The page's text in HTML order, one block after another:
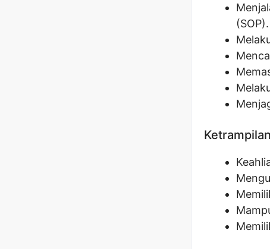
(SOP).